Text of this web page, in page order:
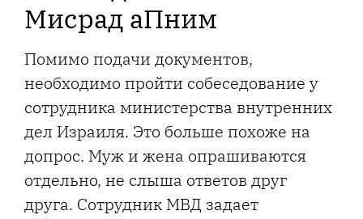
Мисрад аПним
Помимо подачи документов,
необходимо пройти собеседование у
сотрудника министерства внутренних
дел Израиля. Это больше похоже на
допрос. Муж и жена опрашиваются
отдельно, не слыша ответов друг
друга. Сотрудник МВД задает